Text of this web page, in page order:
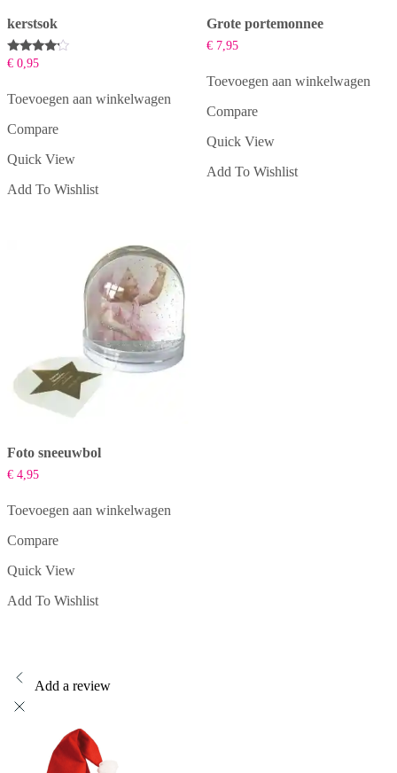
kerstsok
Beoordeeld
van 5
€ 0,95
Toevoegen aan winkelwagen
Compare
Quick View
Add To Wishlist
Grote portemonnee
€7,95
Toevoegen aan winkelwagen
Compare
Quick View
Add To Wishlist
Foto sneeuwbol
€ 4,95
Toevoegen aan winkelwagen
Compare
Quick View
Add To Wishlist
Add a review